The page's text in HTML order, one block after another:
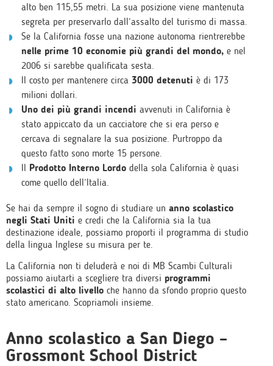
alto ben 115,55 metri. La sua posizione viene mantenuta
segreta per preservarlo dall’assalto del turismo di massa.
Se la California fosse una nazione autonoma rientrerebbe
nelle prime 10 economie più grandi del mondo, e nel
2006 si sarebbe qualificata sesta.
Il costo per mantenere circa 3000 detenuti è di 173
milioni dollari.
Uno dei più grandi incendi avvenuti in California è
stato appiccato da un cacciatore che si era perso e
cercava di segnalare la sua posizione. Purtroppo da
questo fatto sono morte 15 persone.
Il Prodotto Interno Lordo della sola California è quasi
come quello dell’Italia.
Se hai da sempre il sogno di studiare un anno scolastico
negli Stati Uniti e credi che la California sia la tua
destinazione ideale, possiamo proporti il programma di studio
della lingua Inglese su misura per te.
La California non ti deluderà e noi di MB Scambi Culturali
possiamo aiutarti a scegliere tra diversi programmi
scolastici di alto livello che hanno da sfondo proprio questo
stato americano. Scopriamoli insieme.
Anno scolastico a San Diego –
Grossmont School District